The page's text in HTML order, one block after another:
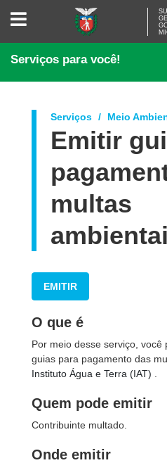
SUPERINTENDÊNCIA-
GOVERNANÇA
Serviços para você!
Serviços Meio
Emitir
multas
EMITIR
O que é
Por meio desse serviço, você
guias para pagamento das
Instituto Água e Terra (IAT)
Quem pode emitir
Contribuinte multado.
Onde emitir